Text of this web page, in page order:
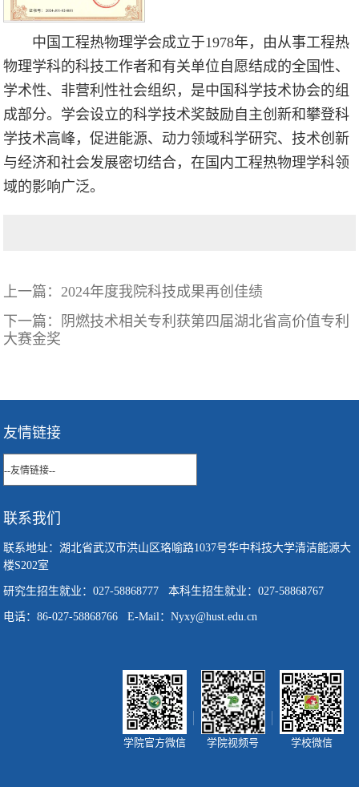
中国工程热物理学会成立于1978年，由从事工程热
物理学科的科技工作者和有关单位自愿结成的全国性、
学术性、非营利性社会组织，是中国科学技术协会的组
成部分。学会设立的科学技术奖鼓励自主创新和攀登科
学技术高峰，促进能源、动力领域科学研究、技术创新
与经济和社会发展密切结合，在国内工程热物理学科领
域的影响广泛。
上一篇：2024年度我院科技成果再创佳绩
下一篇：
阴燃技术相关专利获第四届湖北省高价值专利
大赛金奖
友情链接
联系我们
联系地址：湖北省武汉市洪山区珞喻路1037号华中科技大学清洁能源大
楼S202室
研究生招生就业：027-58868777 本科生招生就业：027-58868767
电话：86-027-58868766 E-Mail：Nyxy@hust.edu.cn
学院官方微信 学院视频号 学校微信